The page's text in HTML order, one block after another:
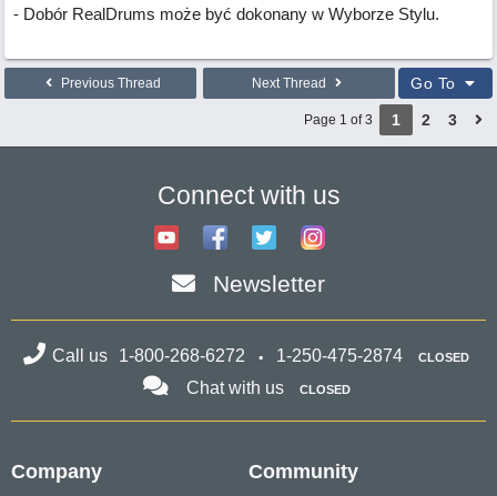
- Dobór RealDrums może być dokonany w Wyborze Stylu.
Previous Thread Next Thread Go To
Page 1 of 3 1 2 3
Connect with us
Newsletter
Call us 1-800-268-6272 1-250-475-2874 CLOSED
Chat with us CLOSED
Company Community